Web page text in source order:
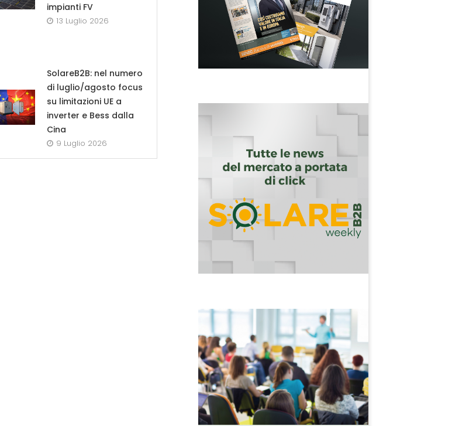
impianti FV
13 Luglio 2026
SolareB2B: nel numero
di luglio/agosto focus
su limitazioni UE a
inverter e Bess dalla
Cina
9 Luglio 2026